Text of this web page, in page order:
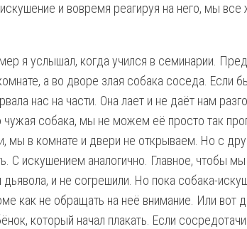
и вовремя реагируя на него, мы
я услышал, когда учился в семинарии.
а во дворе злая собака соседа. Если
нас на части. Она лает и не даёт нам
чужая собака, мы не можем её просто так
мы в комнате и двери не открываем. Но с
С искушением аналогично. Главное, чтобы
дьявола, и не согрешили. Но пока собака-
как не обращать на неё внимание. Или
который начал плакать. Если